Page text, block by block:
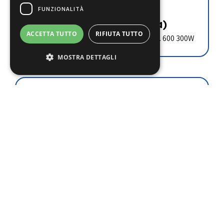
€18.00(iva esclusa)
RESISTENZA SCARICO LUNGHEZZA CM. 600 300W
FUNZIONALITÀ
ACCETTA TUTTO RIFIUTA TUTTO
MOSTRA DETTAGLI